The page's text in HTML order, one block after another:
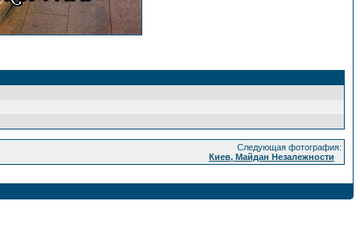
Следующая фотография:
Киев, Майдан Незалежности